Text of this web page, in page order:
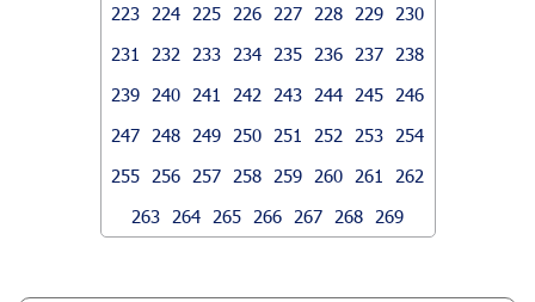
223
224 225 226 227 228 229
230
231
232 233 234 235 236 237
238
239
240 241 242 243 244 245
246
247
248 249 250 251 252 253
254
255
256 257 258 259 260 261
262
263
264 265 266 267 268 269